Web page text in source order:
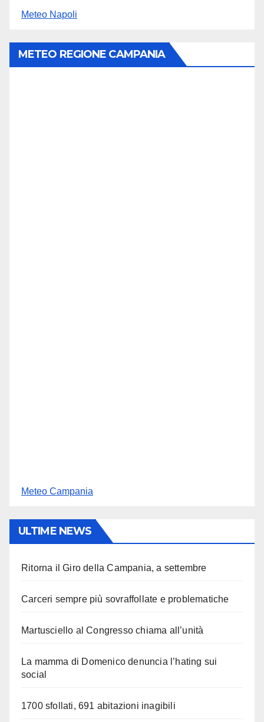
Meteo Napoli
METEO REGIONE CAMPANIA
Meteo Campania
ULTIME NEWS
Ritorna il Giro della Campania, a settembre
Carceri sempre più sovraffollate e problematiche
Martusciello al Congresso chiama all’unità
La mamma di Domenico denuncia l’hating sui
social
1700 sfollati, 691 abitazioni inagibili